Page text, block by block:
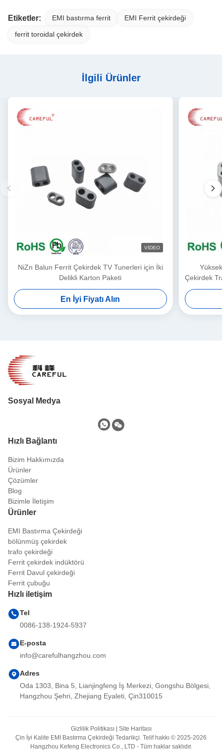
Etiketler: EMI bastırma ferrit EMI Ferrit çekirdeği
ferrit toroidal çekirdek
İlgili Ürünler
VIDEO
NiZn Balun Ferrit Çekirdek TV Tunerleri için İki
Delikli Karton Paketi
En İyi Fiyatı Alın
Çekirdek
Sosyal Medya
Hızlı Bağlantı
Bizim Hakkımızda
Ürünler
Çözümler
Blog
Bizimle İletişim
Ürünler
EMI Bastırma Çekirdeği
bölünmüş çekirdek
trafo çekirdeği
Ferrit çekirdek indüktörü
Ferrit Davul çekirdeği
Ferrit çubuğu
Hızlı iletişim
Tel
0086-138-1924-5937
E-posta
info@carefulhangzhou.com
Adres
Oda 1303, Bina 5, Lianjingfeng İş Merkezi, Gongshu Bölgesi,
Hangzhou Şehri, Zhejiang Eyaleti, Çin310015
Gizlilik Politikası| Site Haritası
Çin İyi Kalite EMI Bastırma Çekirdeği Tedarikçi. Telif hakkı © 2025-2026
Hangzhou Kefeng Electronics Co., LTD - Tüm haklar saklıdır.